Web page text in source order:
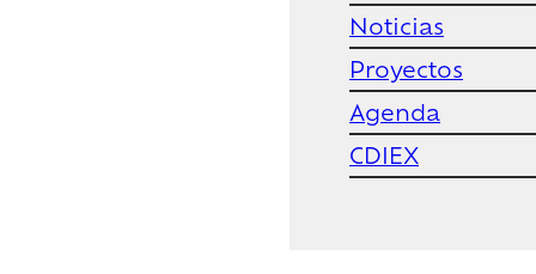
Noticias
Proyectos
Agenda
CDIEX